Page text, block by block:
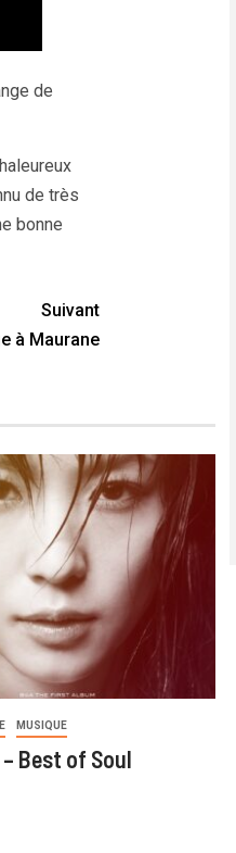
de
de très
bonne
Suivant
à Maurane
MUSIQUE
Best of Soul